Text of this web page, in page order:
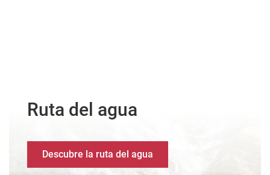
Ruta del agua
Descubre la ruta del agua